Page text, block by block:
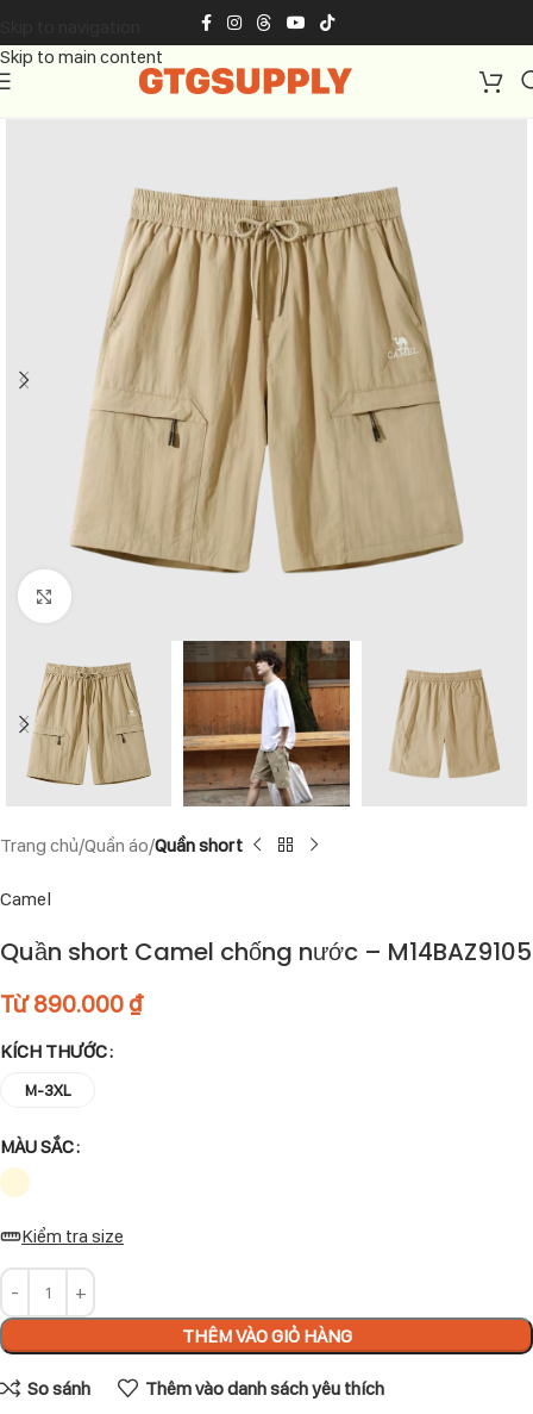
Skip to main content
Click to enlarge
Trang chủ Quần áo Quần short
Camel
Quần short Camel chống nước – M14BAZ9105
Từ890.000 ₫
KÍCH THƯỚC
M-3XL
MÀU SẮC
Kiểm tra size
THÊM VÀO GIỎ HÀNG
So sánh Thêm vào danh sách yêu thích